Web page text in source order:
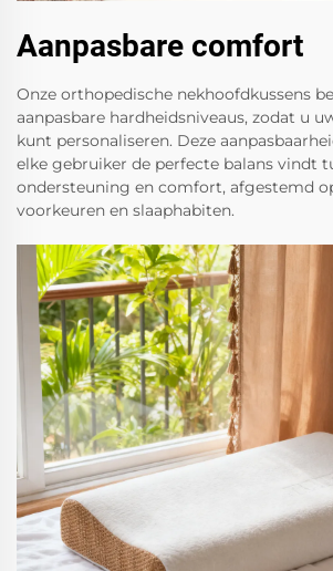
Aanpasbare comfort
Onze orthopedische nekhoofdkussens
aanpasbare hardheidsniveaus, zodat u
kunt personaliseren. Deze
elke gebruiker de perfecte balans vindt
ondersteuning en comfort, afgestemd
voorkeuren en slaaphabiten.